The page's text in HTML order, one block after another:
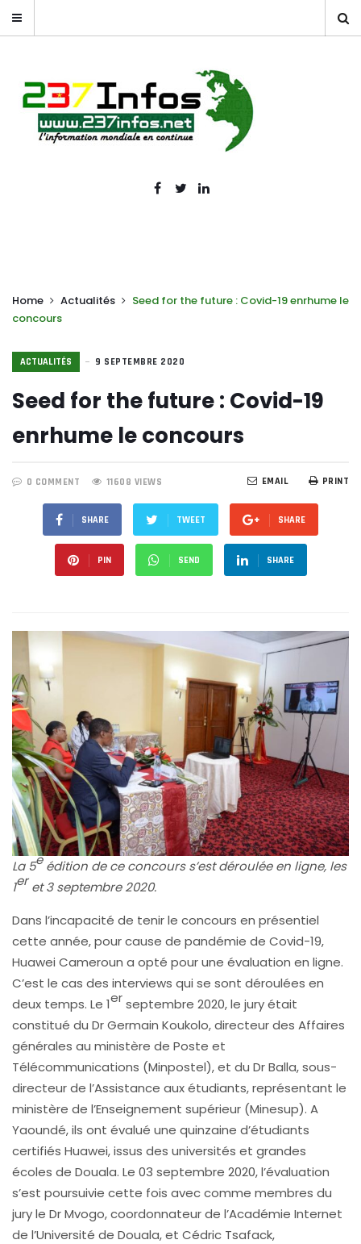
Home Actualités
Seed for the future : Covid-19 enrhume le
concours
ACTUALITÉS 9 SEPTEMBRE 2020
Seed for the future : Covid-19
enrhume le concours
0 COMMENT 11608 VIEWS PRINT
EMAIL
SHARE TWEET SHARE
PIN SEND SHARE
La 5eédition de ce concours s’est déroulée en ligne, les
1er et 3 septembre 2020.
Dans l’incapacité de tenir le concours en présentiel
cette année, pour cause de pandémie de Covid-19,
Huawei Cameroun a opté pour une évaluation en ligne.
C’est le cas des interviews qui se sont déroulées en
deux temps. Le 1erseptembre 2020, le jury était
constitué du Dr Germain Koukolo, directeur des Affaires
générales au ministère de Poste et
Télécommunications (Minpostel), et du Dr Balla, sous-
directeur de l’Assistance aux étudiants, représentant le
ministère de l’Enseignement supérieur (Minesup). A
Yaoundé, ils ont évalué une quinzaine d’étudiants
certifiés Huawei, issus des universités et grandes
écoles de Douala. Le 03 septembre 2020, l’évaluation
s’est poursuivie cette fois avec comme membres du
jury le Dr Mvogo, coordonnateur de l’Académie Internet
de l’Université de Douala, et Cédric Tsafack,